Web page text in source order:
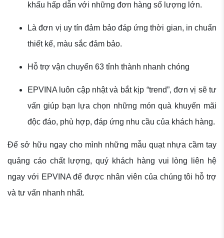
khấu hấp dẫn với những đơn hàng số lượng lớn.
Là đơn vị uy tín đảm bảo đáp ứng thời gian, in chuẩn
thiết kế, màu sắc đảm bảo.
Hỗ trợ vận chuyển 63 tỉnh thành nhanh chóng
EPVINA luôn cập nhật và bắt kịp “trend”, đơn vị sẽ tư
vấn giúp bạn lựa chọn những món quà khuyến mãi
độc đáo, phù hợp, đáp ứng nhu cầu của khách hàng.
Để sở hữu ngay cho mình những mẫu quạt nhựa cầm tay
quảng cáo chất lượng, quý khách hàng vui lòng liên hệ
ngay với EPVINA để được nhân viên của chúng tôi hỗ trợ
và tư vấn nhanh nhất.